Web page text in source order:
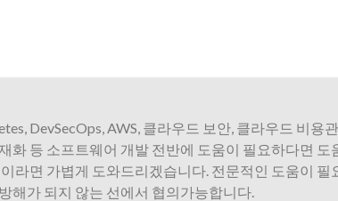
DevSecOps, AWS, 클라우드 보안, 클라우드 비용
화 등 소프트웨어 개발 전반에 도움이 필요하다면 도
라면 가볍게 도와드리겠습니다. 전문적인 도움이 필
해가 되지 않는 선에서 협의가능합니다.